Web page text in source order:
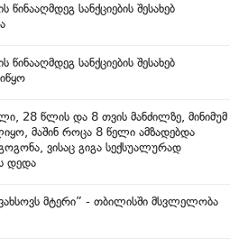
წინააღმდეგ სანქციების შესახებ
წინააღმდეგ სანქციების შესახებ
28 წლის და 8 თვის მანძილზე, მინიმუმ
მაშინ როცა 8 წელი ამზადებდა
ვისაც გიგა სექსუალურად
დედა
მტერი” - თბილისში მსვლელობა